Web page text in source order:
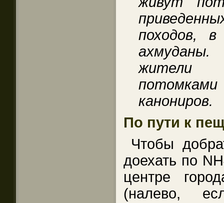
походов,
жители
канониров.
По пути к
Чтобы
доехать по
центре
(налево,